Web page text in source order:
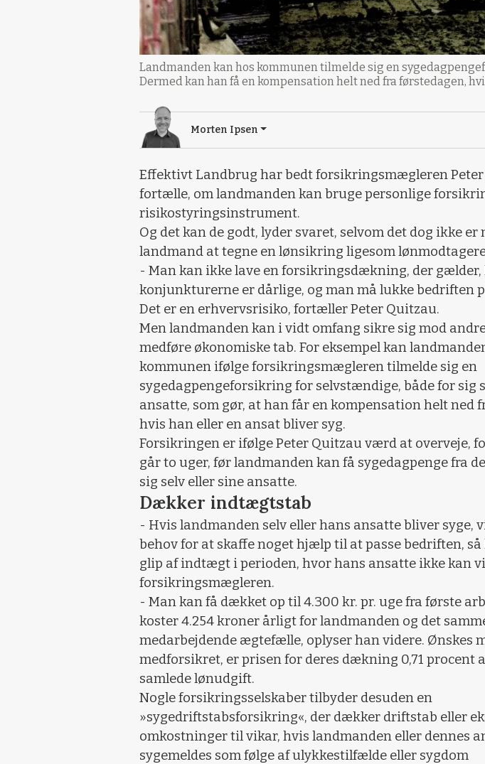
Landmanden kan hos kommunen tilmelde sig en
Dermed kan han få en kompensation helt ned fra førstedagen,
Morten Ipsen
Effektivt Landbrug har bedt forsikringsmægleren
fortælle, om landmanden kan bruge personlige
risikostyringsinstrument.
Og det kan de godt, lyder svaret, selvom det dog ikke
landmand at tegne en lønsikring ligesom
- Man kan ikke lave en forsikringsdækning, der gælder,
konjunkturerne er dårlige, og man må lukke bedriften
Det er en erhvervsrisiko, fortæller Peter Quitzau.
Men landmanden kan i vidt omfang sikre sig mod
medføre økonomiske tab. For eksempel kan
kommunen ifølge forsikringsmægleren tilmelde sig en
sygedagpengeforsikring for selvstændige, både for sig
ansatte, som gør, at han får en kompensation helt ned
hvis han eller en ansat bliver syg.
Forsikringen er ifølge Peter Quitzau værd at overveje,
går to uger, før landmanden kan få sygedagpenge fra
sig selv eller sine ansatte.
Dækker indtægtstab
- Hvis landmanden selv eller hans ansatte bliver syge,
behov for at skaffe noget hjælp til at passe bedriften,
glip af indtægt i perioden, hvor hans ansatte ikke kan
forsikringsmægleren.
- Man kan få dækket op til 4.300 kr. pr. uge fra første
koster 4.254 kroner årligt for landmanden og det
medarbejdende ægtefælle, oplyser han videre. Ønskes
medforsikret, er prisen for deres dækning 0,71 procent
samlede lønudgift.
Nogle forsikringsselskaber tilbyder desuden en
»sygedriftstabsforsikring«, der dækker driftstab eller
omkostninger til vikar, hvis landmanden eller dennes
sygemeldes som følge af ulykkestilfælde eller sygdom